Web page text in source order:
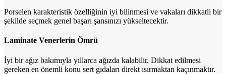
Porselen karakteristik özelliğinin iyi bilinmesi ve vakaları dikkatli bir
şekilde seçmek genel başarı şansınızı yükseltecektir.
Laminate Venerlerin Ömrü
İyi bir ağız bakımıyla yıllarca ağızda kalabilir. Dikkat edilmesi
gereken en önemli konu sert gıdaları direkt ısırmaktan kaçınmaktır.